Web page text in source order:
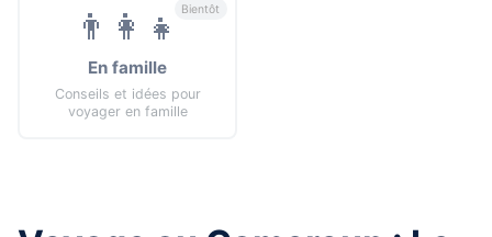
👨‍👩‍👧
En famille
Conseils et idées pour
voyager en famille
Bientôt